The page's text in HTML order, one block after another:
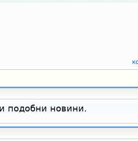
подобни новини.